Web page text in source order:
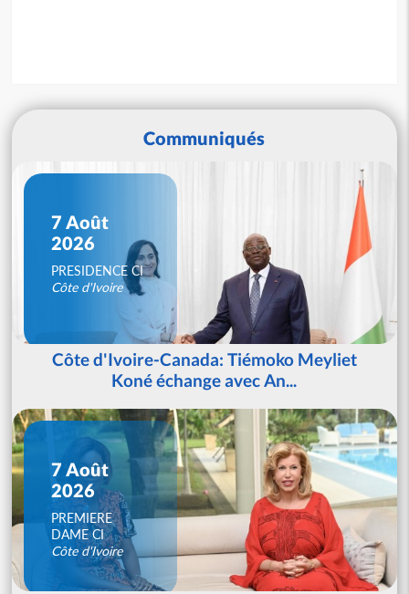
Communiqués
7 Août
2026
PRESIDENCE CI
Côte d'Ivoire
Côte d'Ivoire-Canada: Tiémoko Meyliet
Koné échange avec An...
7 Août
2026
PREMIERE
DAME CI
Côte d'Ivoire